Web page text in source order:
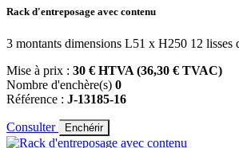
Rack d'entreposage avec contenu
3 montants dimensions L51 x H250 12 lisses
Mise à prix : 30 € HTVA (36,30 € TVAC)
Nombre d'enchère(s) 0
Référence : J-13185-16
Consulter Enchérir